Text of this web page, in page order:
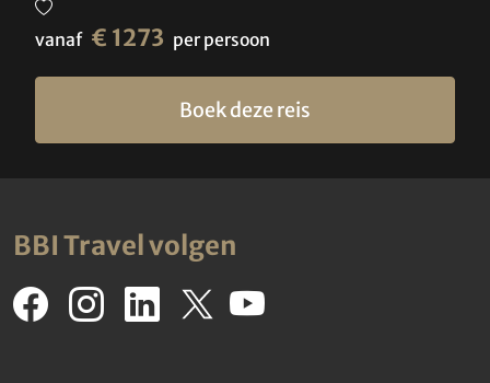
vanaf € 1273 per persoon
Boek deze reis
BBI Travel volgen